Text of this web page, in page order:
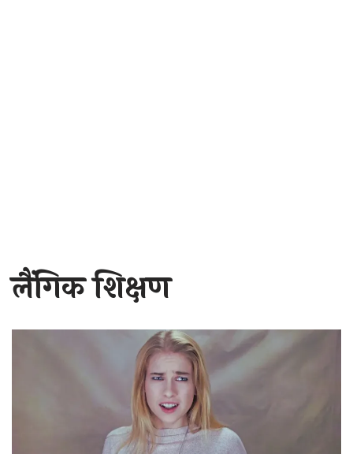
लैंगिक शिक्षण